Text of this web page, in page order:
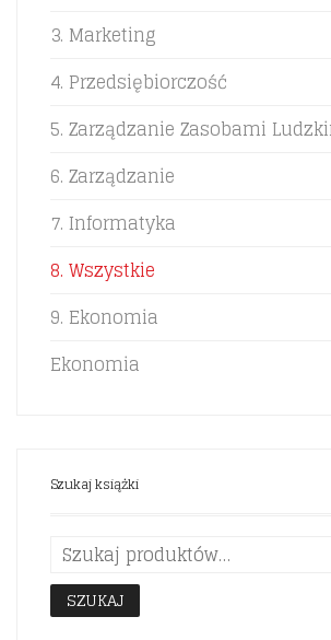
3. Marketing
4. Przedsiębiorczość
5. Zarządzanie Zasobami
6. Zarządzanie
7. Informatyka
8. Wszystkie
9. Ekonomia
Ekonomia
Szukaj książki
SZUKAJ